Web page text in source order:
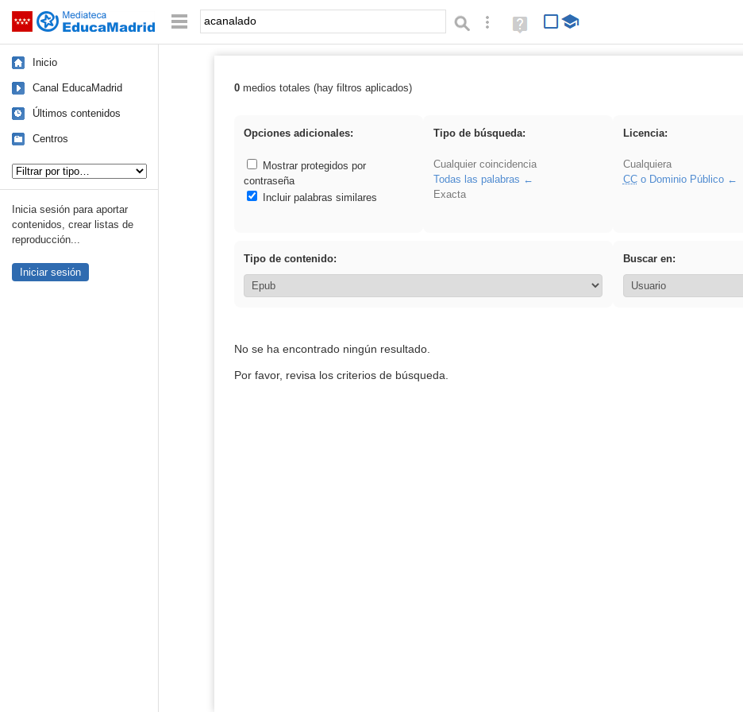
Saltar navegación Palabra o frase: Búsqueda avanzada
Ayuda
(en
Inicio
Canal EducaMadrid
Últimos contenidos
Centros
Inicia sesión para aportar
contenidos, crear listas de
reproducción...
Iniciar sesión
Resultados de: acanalado
0medios totales (hay filtros aplicados)
Opciones adicionales:
Mostrar protegidos por
contraseña
Incluir palabras similares
Tipo de búsqueda:
Cualquier coincidencia
Todas las palabras
Exacta
Licencia:
Cualquiera
CCo Dominio Público
Tipo de contenido: Buscar en:
No se ha encontrado ningún resultado.
Por favor, revisa los criterios de búsqueda.